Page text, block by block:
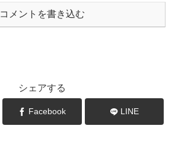
コメントを書き込む
シェアする
Facebook LINE